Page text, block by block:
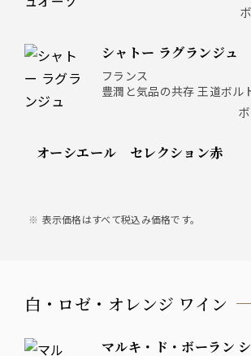
シャトー ラグランジュ
フランス
豊潤と気品の共存 王道ボル
オーシエール セレクション赤
表示価格はすべて税込み価格です。
白・ロゼ・オレンジ ワイン
マルキ・ド・ボーラン